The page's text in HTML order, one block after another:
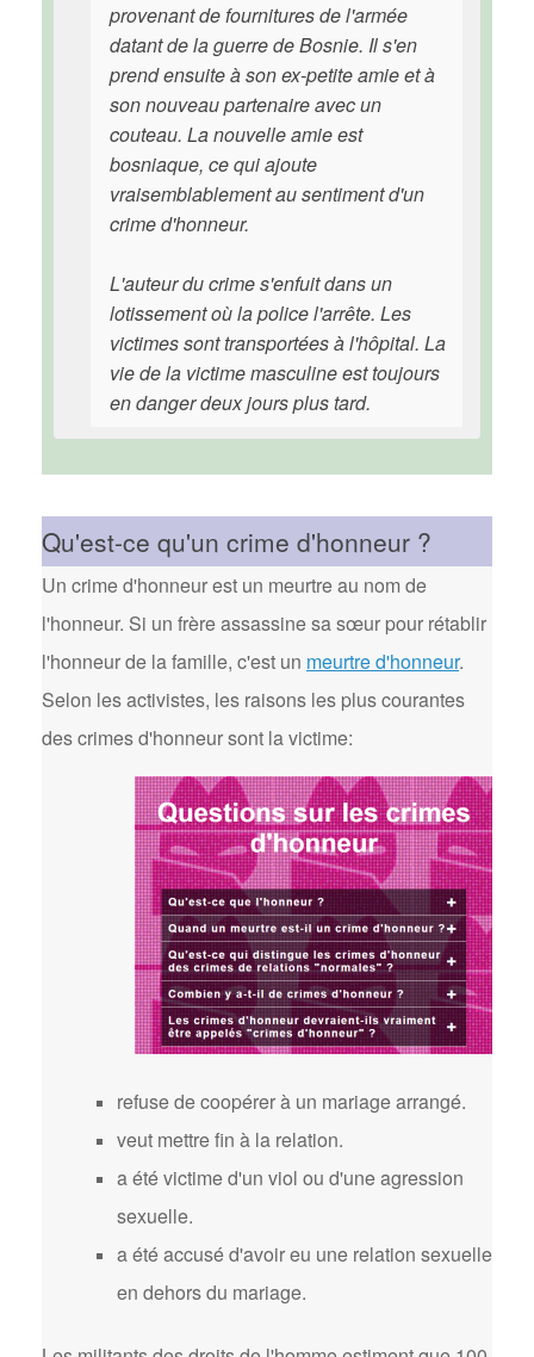
provenant de fournitures de l'armée
datant de la guerre de Bosnie. Il s'en
prend ensuite à son ex-petite amie et à
son nouveau partenaire avec un
couteau. La nouvelle amie est
bosniaque, ce qui ajoute
vraisemblablement au sentiment d'un
crime d'honneur.
L'auteur du crime s'enfuit dans un
lotissement où la police l'arrête. Les
victimes sont transportées à l'hôpital. La
vie de la victime masculine est toujours
en danger deux jours plus tard.
Qu'est-ce qu'un crime d'honneur ?
Un crime d'honneur est un meurtre au nom de
l'honneur. Si un frère assassine sa sœur pour rétablir
l'honneur de la famille, c'est un meurtre d'honneur.
Selon les activistes, les raisons les plus courantes
des crimes d'honneur sont la victime:
refuse de coopérer à un mariage arrangé.
veut mettre fin à la relation.
a été victime d'un viol ou d'une agression
sexuelle.
a été accusé d'avoir eu une relation sexuelle
en dehors du mariage.